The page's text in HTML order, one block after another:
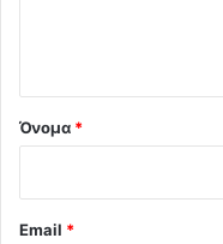
Όνομα *
Email *